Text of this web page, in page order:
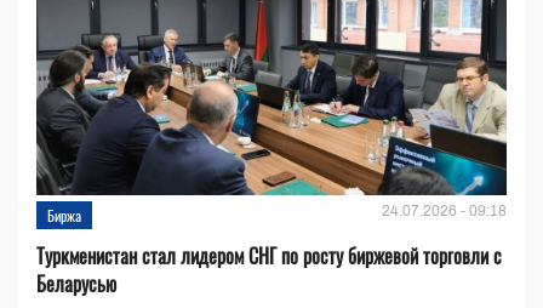
Биржа 24.07.2026 - 09:18
Туркменистан стал лидером СНГ по росту биржевой торговли с
Беларусью